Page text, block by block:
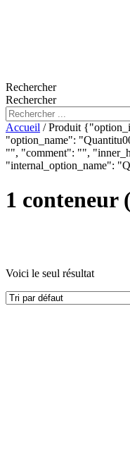
Rechercher
Rechercher
Accueil / Produit
"option_name":
"", "comment": "",
"internal_option_name":
1 conteneur
Voici le seul résultat